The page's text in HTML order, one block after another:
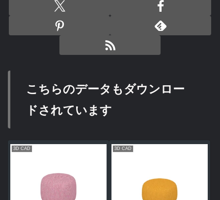
こちらのデータもダウンロー
ドされています
3D CAD 3D CAD